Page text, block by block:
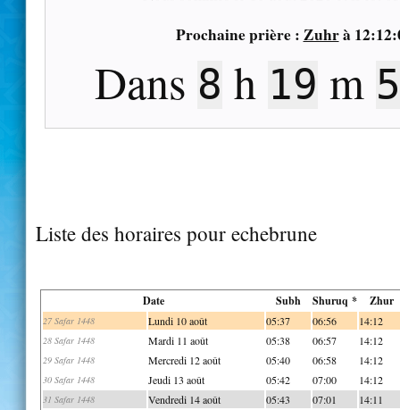
Prochaine prière : Zuhrà
Dans 8 h 19 m
Liste des horaires pour echebrune
Date Subh Shuruq * Zhur
27 Safar 1448 Lundi 10 août 05:37 06:56 14:12
28 Safar 1448 Mardi 11 août 05:38 06:57 14:12
29 Safar 1448 Mercredi 12 août 05:40 06:58 14:12
30 Safar 1448 Jeudi 13 août 05:42 07:00 14:12
31 Safar 1448 Vendredi 14 août 05:43 07:01 14:11